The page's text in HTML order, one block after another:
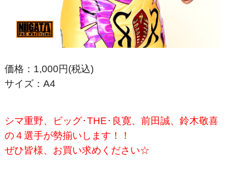
価格：1,000円(税込)
サイズ：A4
シマ重野、ビッグ･THE･良寛、前田誠、鈴木敬喜
の４選手が勢揃いします！！
ぜひ皆様、お買い求めください☆